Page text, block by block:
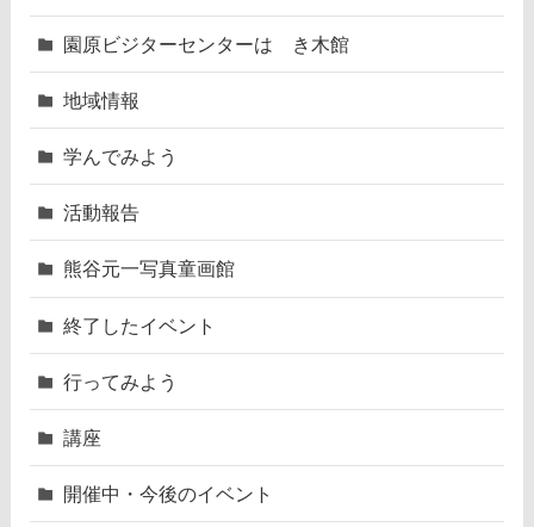
園原ビジターセンターはゝき木館
地域情報
学んでみよう
活動報告
熊谷元一写真童画館
終了したイベント
行ってみよう
講座
開催中・今後のイベント